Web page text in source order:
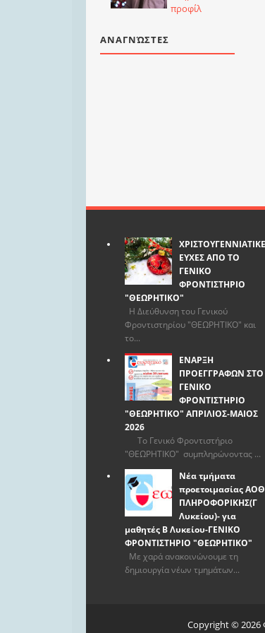
προφίλ
ΑΝΑΓΝΏΣΤΕΣ
ΕΥΧΕΣ ΑΠΟ ΤΟ
ΓΕΝΙΚΟ
ΦΡΟΝΤΙΣΤΗΡΙΟ
"ΘΕΩΡΗΤΙΚΟ"
Η Διεύθυνση του Γενικού
Φροντιστηρίου "ΘΕΩΡΗΤΙΚΟ" και
το...
ΕΝΑΡΞΗ
ΠΡΟΕΓΓΡΑΦΩΝ ΣΤΟ
ΓΕΝΙΚΟ
ΦΡΟΝΤΙΣΤΗΡΙΟ
"ΘΕΩΡΗΤΙΚΟ" ΑΠΡΙΛΙΟΣ-ΜΑΙΟΣ
2026
Το Γενικό Φροντιστήριο
"ΘΕΩΡΗΤΙΚΟ" συμπληρώνοντας ...
Νέα τμήματα
προετοιμασίας
ΠΛΗΡΟΦΟΡΙΚΗΣ(Γ
Λυκείου)- για
μαθητές Β Λυκείου-ΓΕΝΙΚΟ
ΦΡΟΝΤΙΣΤΗΡΙΟ "ΘΕΩΡΗΤΙΚΟ"
Με χαρά ανακοινώνουμε τη
δημιουργία νέων τμημάτων...
Copyright © 2026